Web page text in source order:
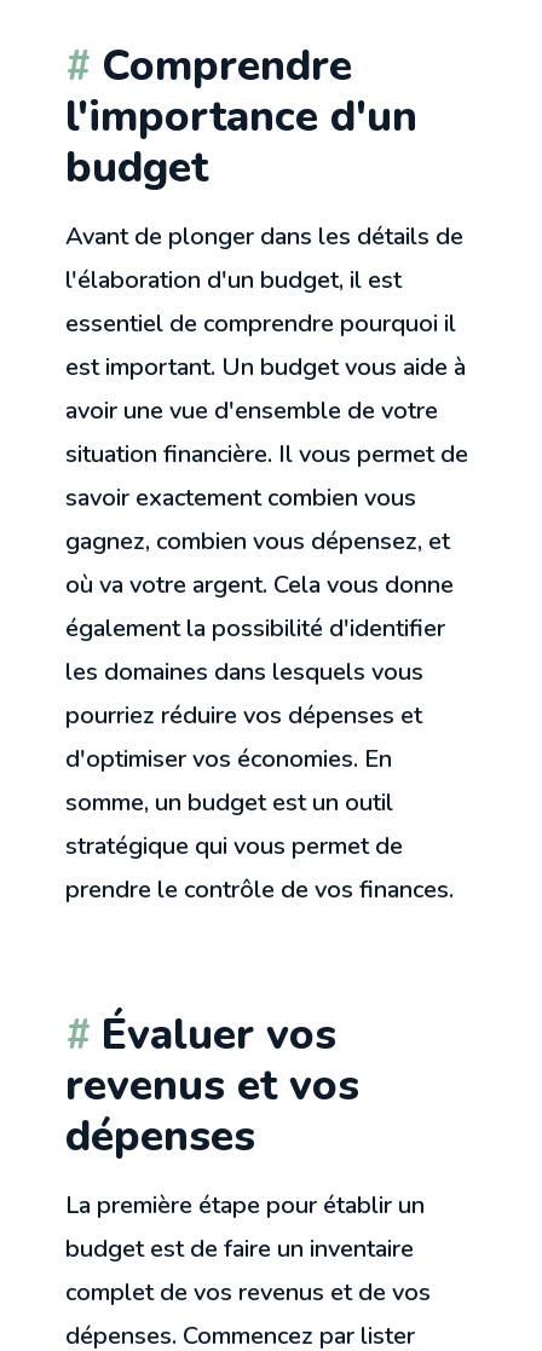
Comprendre
l'importance d'un
budget
Avant de plonger dans les détails de
l'élaboration d'un budget, il est
essentiel de comprendre pourquoi il
est important. Un budget vous aide à
avoir une vue d'ensemble de votre
situation financière. Il vous permet de
savoir exactement combien vous
gagnez, combien vous dépensez, et
où va votre argent. Cela vous donne
également la possibilité d'identifier
les domaines dans lesquels vous
pourriez réduire vos dépenses et
d'optimiser vos économies. En
somme, un budget est un outil
stratégique qui vous permet de
prendre le contrôle de vos finances.
Évaluer vos
revenus et vos
dépenses
La première étape pour établir un
budget est de faire un inventaire
complet de vos revenus et de vos
dépenses. Commencez par lister